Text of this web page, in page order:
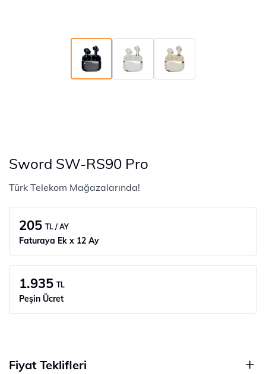
Sword SW-RS90 Pro
Türk Telekom Mağazalarında!
205 TL / AY
Faturaya Ek x 12 Ay
1.935 TL
Peşin Ücret
Fiyat Teklifleri